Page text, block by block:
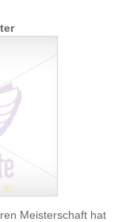
Meisterschaft hat